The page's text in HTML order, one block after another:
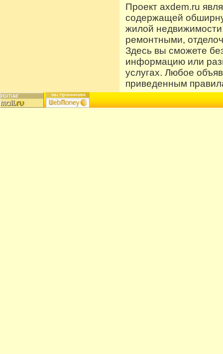
Проект axdem.ru
содержащей
жилой
ремонтными,
Здесь вы сможете
информацию или
услугах. Любое
приведенным